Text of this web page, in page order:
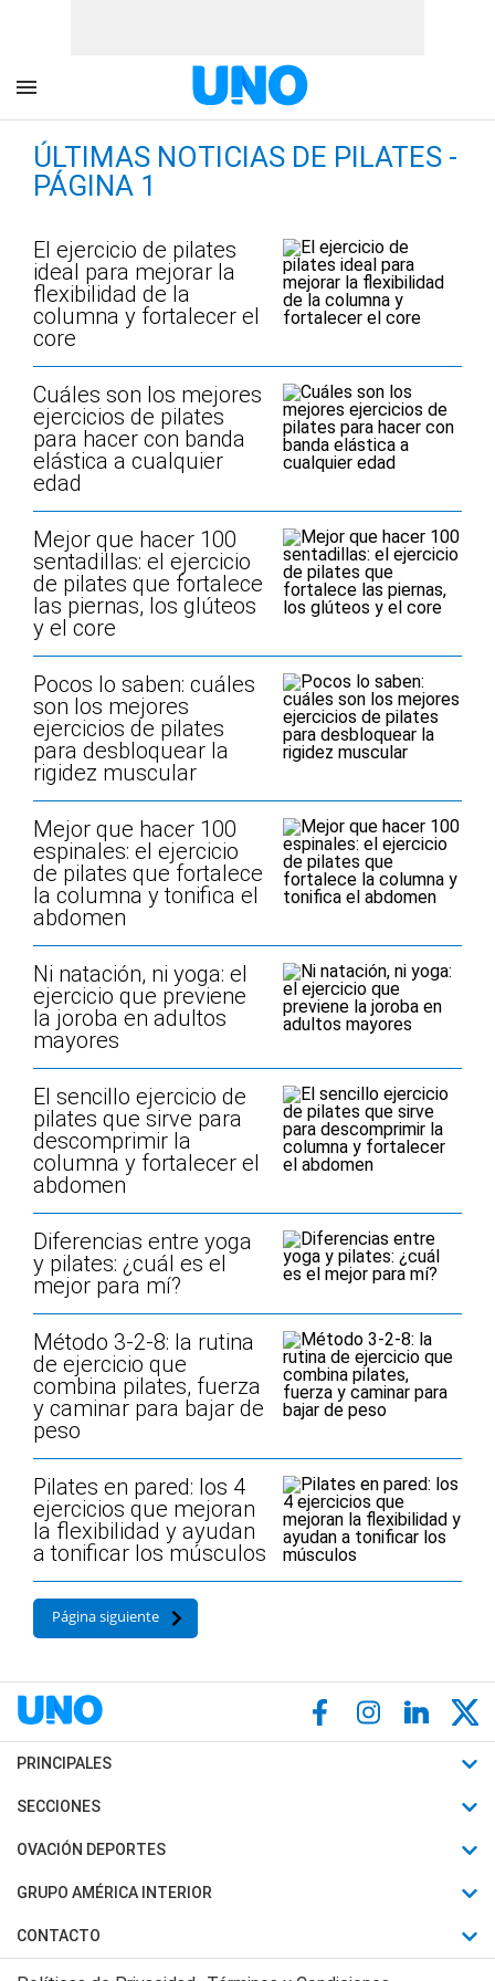
ÚLTIMAS NOTICIAS DE PILATES -
PÁGINA 1
El ejercicio de pilates
ideal para mejorar la
flexibilidad de la
columna y fortalecer el
core
Cuáles son los mejores
ejercicios de pilates
para hacer con banda
elástica a cualquier
edad
Mejor que hacer 100
sentadillas: el ejercicio
de pilates que fortalece
las piernas, los glúteos
y el core
Pocos lo saben: cuáles
son los mejores
ejercicios de pilates
para desbloquear la
rigidez muscular
Mejor que hacer 100
espinales: el ejercicio
de pilates que fortalece
la columna y tonifica el
abdomen
Ni natación, ni yoga: el
ejercicio que previene
la joroba en adultos
mayores
El sencillo ejercicio de
pilates que sirve para
descomprimir la
columna y fortalecer el
abdomen
Diferencias entre yoga
y pilates: ¿cuál es el
mejor para mí?
Método 3-2-8: la rutina
de ejercicio que
combina pilates, fuerza
y caminar para bajar de
peso
Pilates en pared: los 4
ejercicios que mejoran
la flexibilidad y ayudan
a tonificar los músculos
Página siguiente
PRINCIPALES
Últimas Noticias
Política
Judiciales
SECCIONES
Horóscopo
Motores
Trucos caseros
OVACIÓN DEPORTES
Fútbol
Mundial
Automovilismo
GRUPO AMÉRICA INTERIOR
Canal 7 en Vivo
CONTACTO